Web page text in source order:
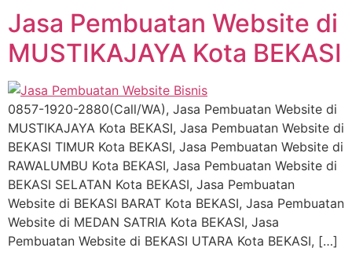
Jasa Pembuatan Website di
MUSTIKAJAYA Kota BEKASI
0857-1920-2880(Call/WA), Jasa Pembuatan Website di
MUSTIKAJAYA Kota BEKASI, Jasa Pembuatan Website di
BEKASI TIMUR Kota BEKASI, Jasa Pembuatan Website di
RAWALUMBU Kota BEKASI, Jasa Pembuatan Website di
BEKASI SELATAN Kota BEKASI, Jasa Pembuatan
Website di BEKASI BARAT Kota BEKASI, Jasa Pembuatan
Website di MEDAN SATRIA Kota BEKASI, Jasa
Pembuatan Website di BEKASI UTARA Kota BEKASI, […]